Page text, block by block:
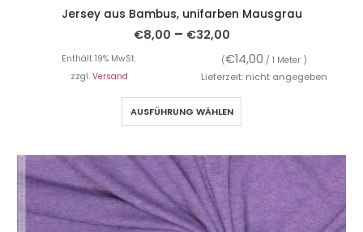
Jersey aus Bambus, unifarben Mausgrau
€8,00 – €32,00
Enthält 19% MwSt. (€14,00 / 1 Meter )
zzgl. Versand Lieferzeit: nicht angegeben
AUSFÜHRUNG WÄHLEN